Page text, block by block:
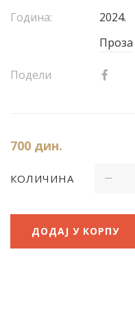
Година:
2024.
Проза
Подели
700 дин.
КОЛИЧИНА
ДОДАЈ У КОРПУ